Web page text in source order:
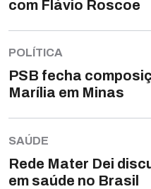
com Flávio Roscoe
POLÍTICA
PSB fecha
Marília em Minas
SAÚDE
Rede Mater Dei
em saúde no Brasil